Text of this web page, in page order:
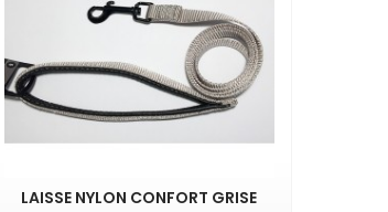
LAISSE NYLON CONFORT GRISE